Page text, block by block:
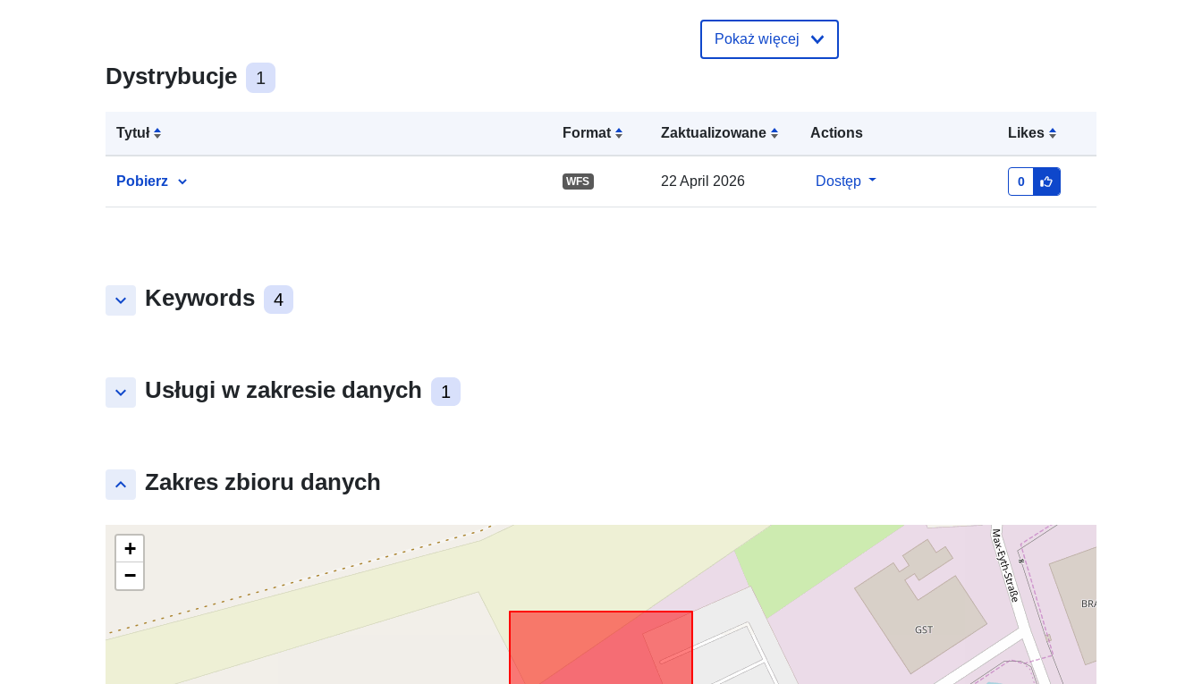
Dystrybucje 1
Tytuł Format Zaktualizowane Actions Likes
Pobierz WFS 22 April 2026 Dostęp 0
keyboard_arrow_down Keywords 4
keyboard_arrow_down Usługi w zakresie danych 1
keyboard_arrow_up Zakres zbioru danych
+
−
August 2026
Przestrzenne: Współrzędne:
48.6329992 ], [ 9.0332481,
Pokaż więcej